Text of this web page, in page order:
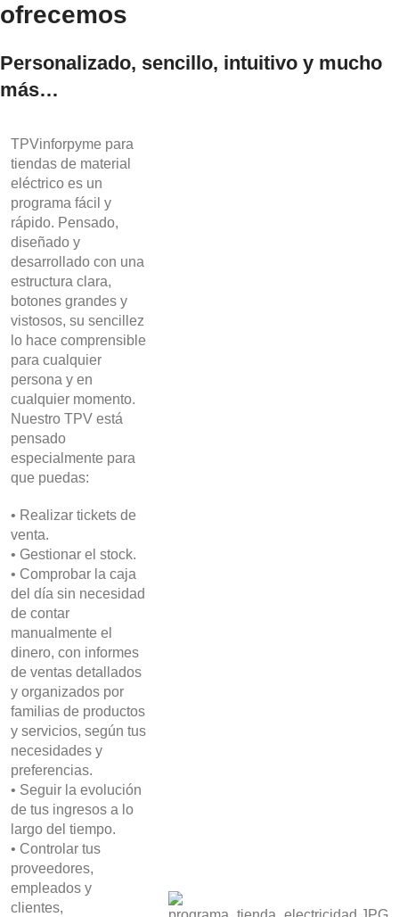
ofrecemos
Personalizado, sencillo, intuitivo y mucho
más…
TPVinforpyme para
tiendas de material
eléctrico es un
programa fácil y
rápido. Pensado,
diseñado y
desarrollado con una
estructura clara,
botones grandes y
vistosos, su sencillez
lo hace comprensible
para cualquier
persona y en
cualquier momento.
Nuestro TPV está
pensado
especialmente para
que puedas:
• Realizar tickets de
venta.
• Gestionar el stock.
• Comprobar la caja
del día sin necesidad
de contar
manualmente el
dinero, con informes
de ventas detallados
y organizados por
familias de productos
y servicios, según tus
necesidades y
preferencias.
• Seguir la evolución
de tus ingresos a lo
largo del tiempo.
• Controlar tus
proveedores,
empleados y
clientes,